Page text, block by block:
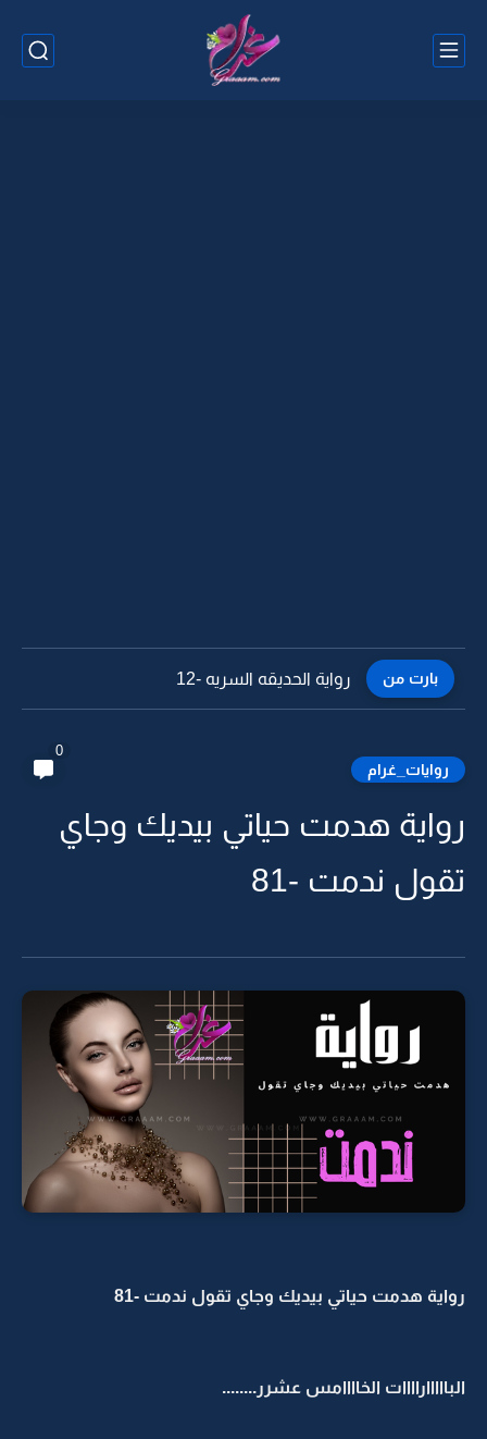
بارت من رواية الحديقه السريه -11
روايات_غرام
0
رواية هدمت حياتي بيديك وجاي
تقول ندمت -81
رواية هدمت حياتي بيديك وجاي تقول ندمت -81
الباااااراااات الخاااامس عشرر........